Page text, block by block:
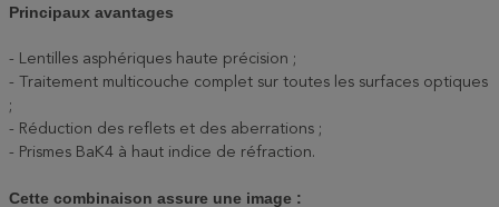
Principaux avantages
- Lentilles asphériques haute précision ;
- Traitement multicouche complet sur toutes les surfaces optiques
;
- Réduction des reflets et des aberrations ;
- Prismes BaK4 à haut indice de réfraction.
Cette combinaison assure une image :